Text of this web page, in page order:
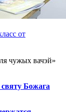
от
чужых вачэй»
святу Божага